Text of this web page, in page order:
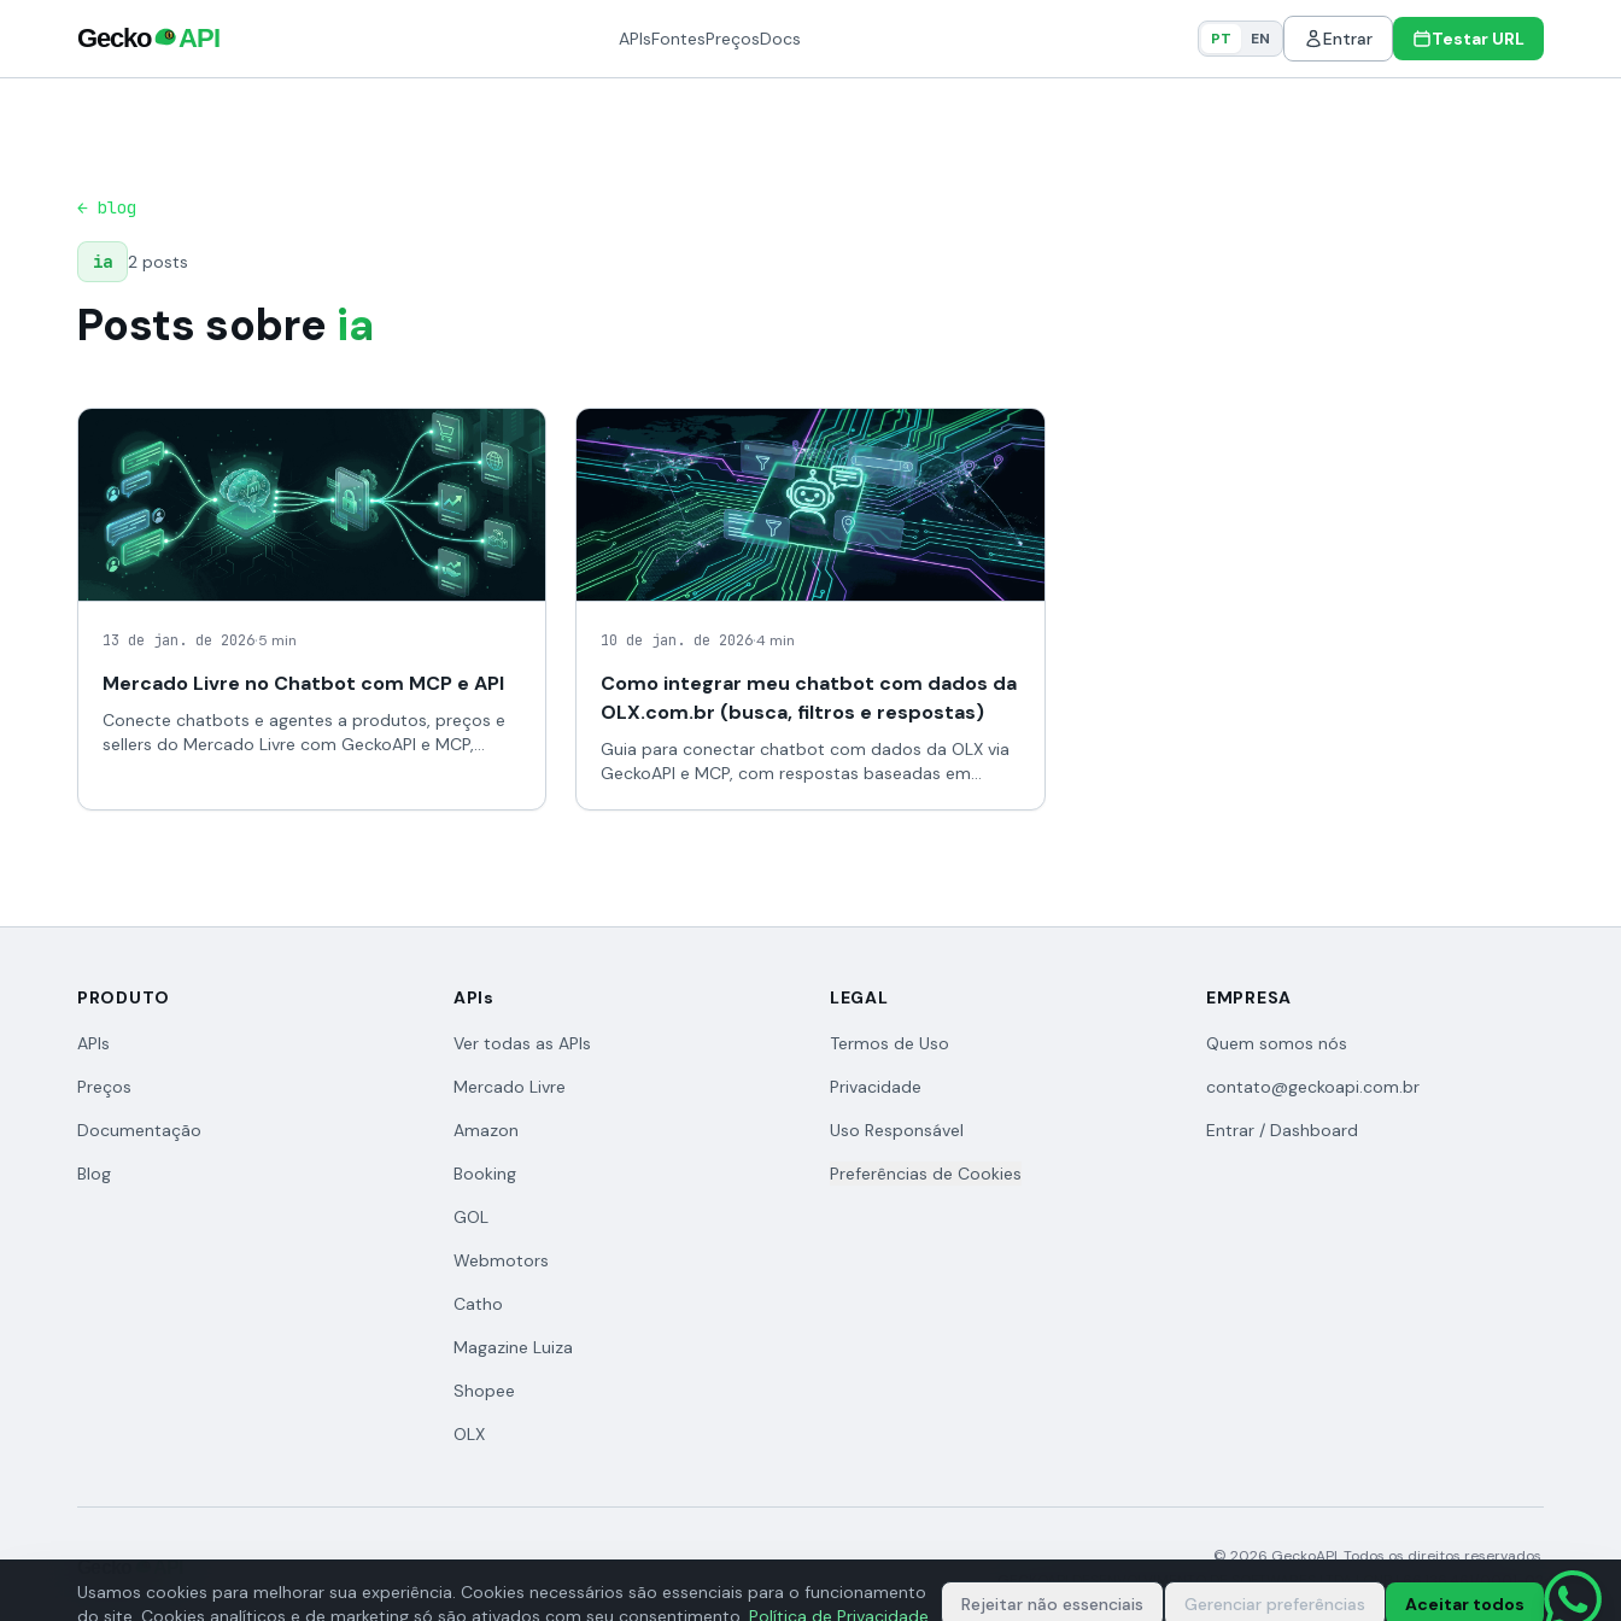
APIsFontesPreçosDocs PT EN Entrar Testar URL
← blog
ia 2 posts
Posts sobre ia
13 de jan. de 2026·5 min
Mercado Livre no Chatbot com MCP e API
Conecte chatbots e agentes a produtos, preços e
sellers do Mercado Livre com GeckoAPI e MCP,
10 de jan. de 2026·4 min
Como integrar meu chatbot com dados da
OLX.com.br (busca, filtros e respostas)
Guia para conectar chatbot com dados da OLX via
GeckoAPI e MCP, com respostas baseadas em
PRODUTO
APIs
Preços
Documentação
Blog
APIs
Ver todas as APIs
Mercado Livre
Amazon
Booking
GOL
Webmotors
Catho
Magazine Luiza
Shopee
OLX
LEGAL
Termos de Uso
Privacidade
Uso Responsável
Preferências de Cookies
EMPRESA
Quem somos nós
contato@geckoapi.com.br
Entrar / Dashboard
© 2026 GeckoAPI. Todos os direitos reservados.
GECKOAPI DESENVOLVIMENTO DE SOFTWARES LTDA | CNPJ 66.136.461/0001-02
Usamos cookies para melhorar sua experiência. Cookies necessários são essenciais para o funcionamento
do site. Cookies analíticos e de marketing só são ativados com seu consentimento. Política de Privacidade
Rejeitar não essenciais Gerenciar preferências Aceitar todos